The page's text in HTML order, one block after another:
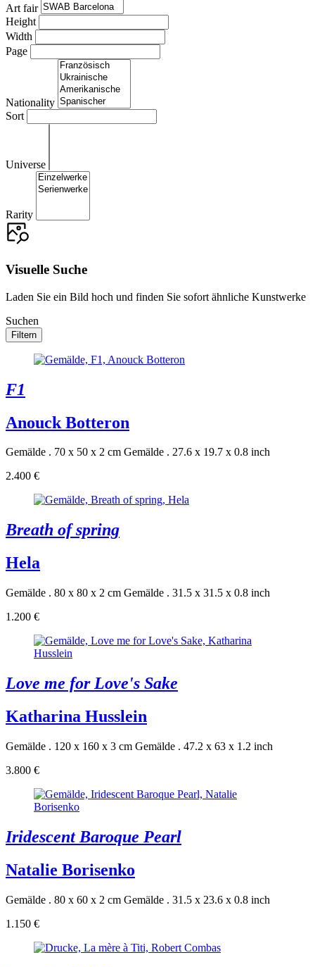
Art fair
Height
Width
Page
Nationality
Sort
Universe
Rarity
Visuelle Suche
Laden Sie ein Bild hoch und finden Sie sofort ähnliche Kunstwerke
Suchen
Filtern
F1
Anouck Botteron
Gemälde . 70 x 50 x 2 cm Gemälde . 27.6 x 19.7 x 0.8 inch
2.400 €
Breath of spring
Hela
Gemälde . 80 x 80 x 2 cm Gemälde . 31.5 x 31.5 x 0.8 inch
1.200 €
Love me for Love's Sake
Katharina Husslein
Gemälde . 120 x 160 x 3 cm Gemälde . 47.2 x 63 x 1.2 inch
3.800 €
Iridescent Baroque Pearl
Natalie Borisenko
Gemälde . 80 x 60 x 2 cm Gemälde . 31.5 x 23.6 x 0.8 inch
1.150 €